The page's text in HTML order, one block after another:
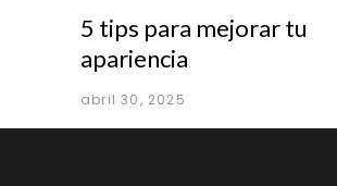
5 tips para mejorar tu
apariencia
abril 30, 2025